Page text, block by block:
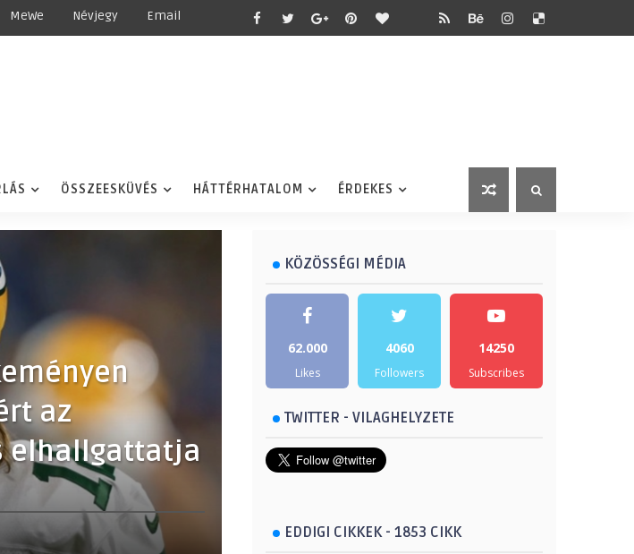
MeWe Névjegy Email
ÖSSZEESKÜVÉS HÁTTÉRHATALOM ÉRDEKES
az
elhallgattatja
KÖZÖSSÉGI MÉDIA
62.000
Likes
4060
Followers
14250
Subscribes
TWITTER - VILAGHELYZETE
EDDIGI CIKKEK - 1853 CIKK